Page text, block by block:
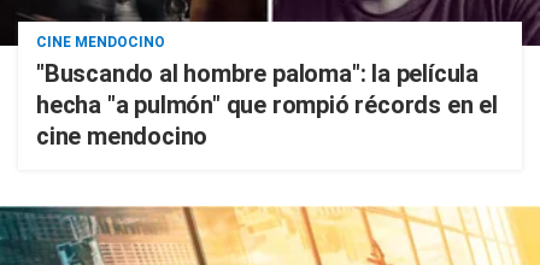
CINE MENDOCINO
"Buscando al hombre paloma": la película
hecha "a pulmón" que rompió récords en el
cine mendocino